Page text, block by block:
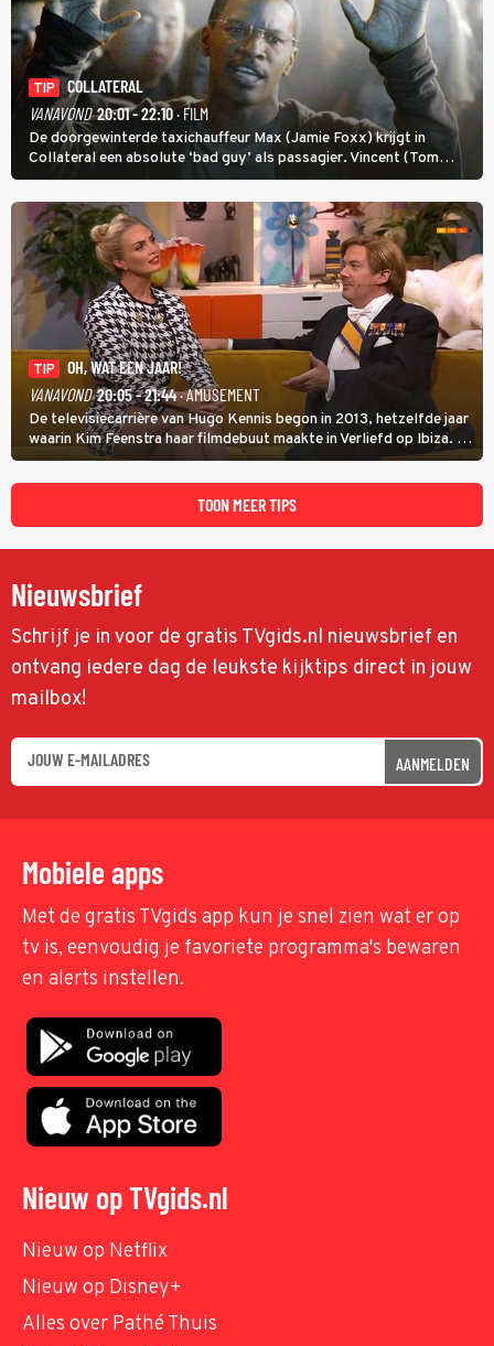
TIP
COLLATERAL
VANAVOND 20:01 - 22:10· FILM
De doorgewinterde taxichauffeur Max (Jamie Foxx) krijgt in
Collateral een absolute ‘bad guy’ als passagier. Vincent (Tom
Cruise) heeft hem nodig om hem de stad door te loodsen om een
wel heel lugubere reden.
TIP
OH, WAT EEN JAAR!
VANAVOND 20:05 - 21:44· AMUSEMENT
De televisiecarrière van Hugo Kennis begon in 2013, hetzelfde jaar
waarin Kim Feenstra haar filmdebuut maakte in Verliefd op Ibiza. In
Oh, Wat een Jaar! wordt duidelijk wat ze nog meer weten van het
jaar waarin ze allebei eindtwintigers waren.
TOON MEER TIPS
Nieuwsbrief
Schrijf je in voor de gratis TVgids.nl nieuwsbrief en
ontvang iedere dag de leukste kijktips direct in jouw
mailbox!
AANMELDEN
Mobiele apps
Met de gratis TVgids app kun je snel zien wat er op
tv is, eenvoudig je favoriete programma's bewaren
en alerts instellen.
Nieuw op TVgids.nl
Nieuw op Netflix
Nieuw op Disney+
Alles over Pathé Thuis